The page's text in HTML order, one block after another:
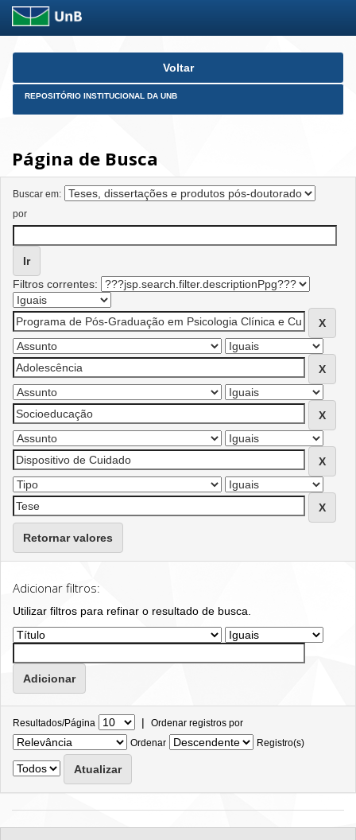
Skip
Voltar
REPOSITÓRIO INSTITUCIONAL DA UNB
Página de Busca
Buscar em:
por
Filtros correntes:
Retornar valores
Adicionar filtros:
Utilizar filtros para refinar o resultado de busca.
Resultados/Página | Ordenar registros por
Ordenar
Registro(s)